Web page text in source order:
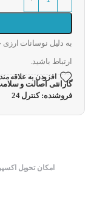
به دلیل نوسانات
ارتباط باشید.
افزودن به علاقه
گارانتی اصالت و
فروشنده: کنترل 24
امکان تحویل